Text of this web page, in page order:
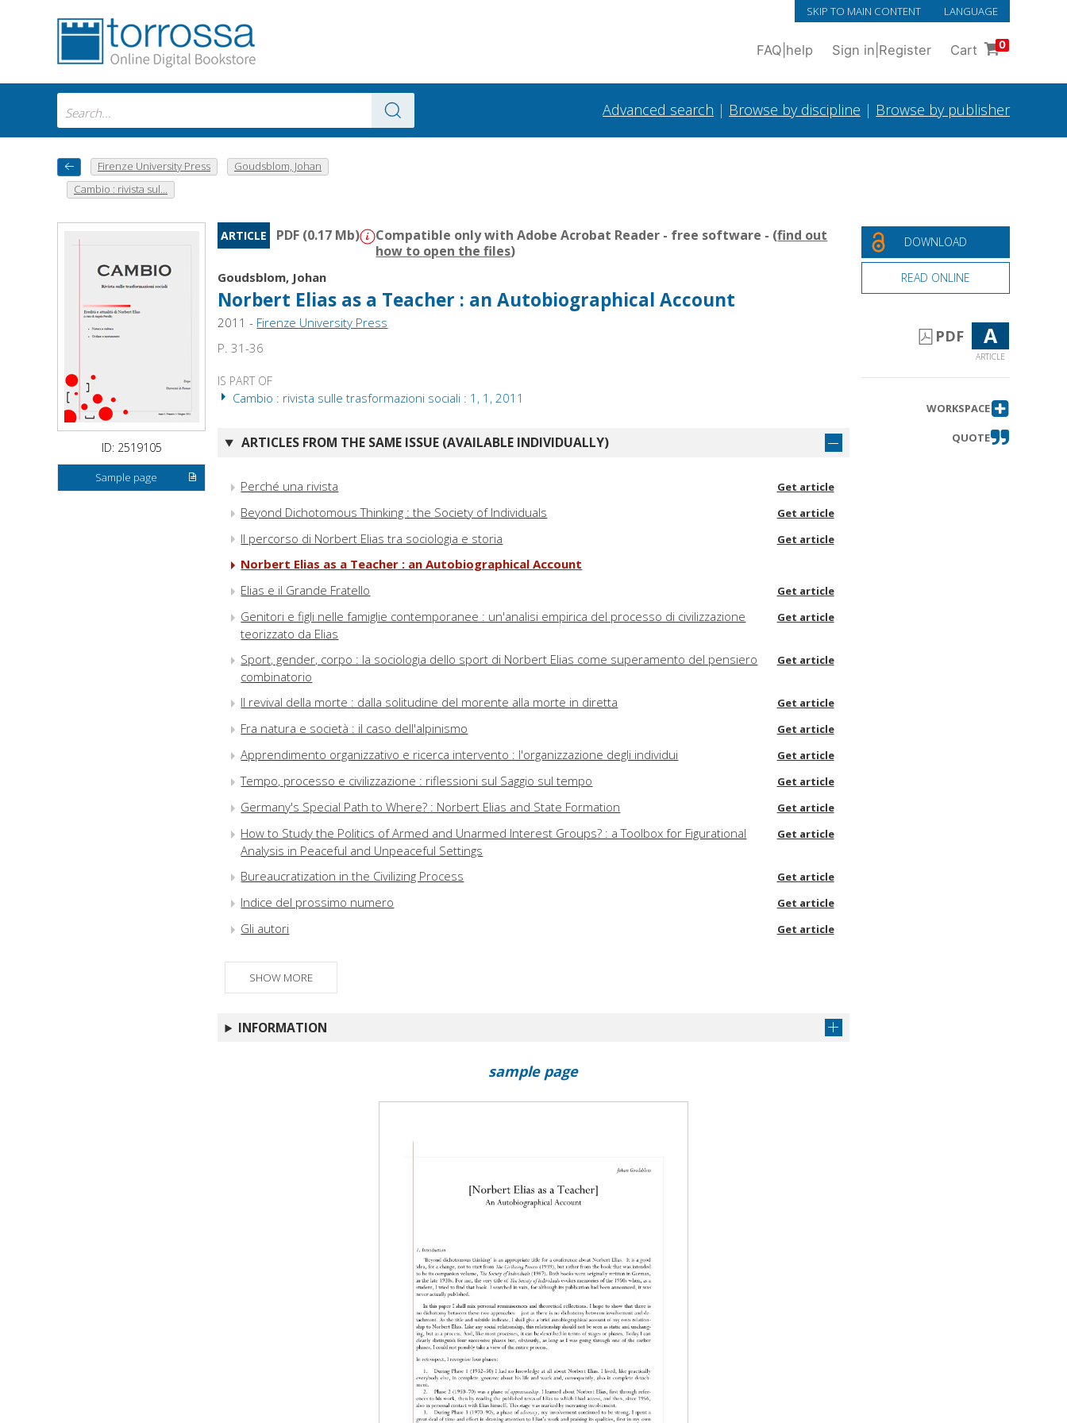
SKIP TO MAIN CONTENT LANGUAGE
FAQ help Sign in Register Cart 0
Advanced search | Browse by discipline | Browse by publisher
Firenze University Press
Goudsblom, Johan
Cambio : rivista sul...
ID: 2519105
Sample page
ARTICLE PDF (0.17 Mb) Compatible only with Adobe Acrobat Reader - free software - (find out
how to open the files)
Goudsblom, Johan
Norbert Elias as a Teacher : an Autobiographical Account
2011 - Firenze University Press
P. 31-36
IS PART OF
Cambio : rivista sulle trasformazioni sociali : 1, 1, 2011
ARTICLES FROM THE SAME ISSUE (AVAILABLE INDIVIDUALLY)
Perché una rivista Get article
Beyond Dichotomous Thinking : the Society of Individuals Get article
Il percorso di Norbert Elias tra sociologia e storia Get article
Norbert Elias as a Teacher : an Autobiographical Account
Elias e il Grande Fratello
Get article
Genitori e figli nelle famiglie contemporanee : un'analisi empirica del processo di civilizzazione
teorizzato da Elias
Get article
Sport, gender, corpo : la sociologia dello sport di Norbert Elias come superamento del pensiero
combinatorio
Get article
Il revival della morte : dalla solitudine del morente alla morte in diretta Get article
Fra natura e società : il caso dell'alpinismo Get article
Apprendimento organizzativo e ricerca intervento : l'organizzazione degli individui Get article
Tempo, processo e civilizzazione : riflessioni sul Saggio sul tempo Get article
Germany's Special Path to Where? : Norbert Elias and State Formation Get article
How to Study the Politics of Armed and Unarmed Interest Groups? : a Toolbox for Figurational
Analysis in Peaceful and Unpeaceful Settings
Get article
Bureaucratization in the Civilizing Process Get article
Indice del prossimo numero Get article
Gli autori Get article
SHOW MORE
INFORMATION
DOWNLOAD
READ ONLINE
PDF A
ARTICLE
WORKSPACE
QUOTE
sample page